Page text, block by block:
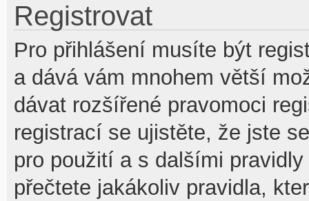
Registrovat
Pro přihlášení musíte být
a dává vám mnohem větší
dávat rozšířené pravomoci
registrací se ujistěte, že jste
pro použití a s dalšími
přečtete jakákoliv pravidla,